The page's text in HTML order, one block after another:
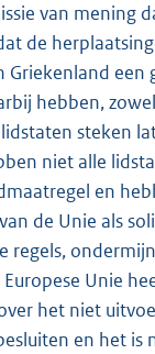
van mening
de
Griekenland een
hebben,
steken
niet alle
en
de Unie als
regels,
Unie
het niet
en het is